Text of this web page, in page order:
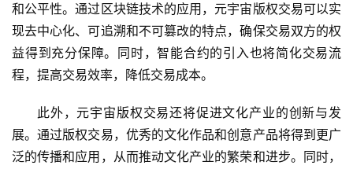
和公平性。通过区块链技术的应用，元宇宙版权交易可以实
现去中心化、可追溯和不可篡改的特点，确保交易双方的权
益得到充分保障。同时，智能合约的引入也将简化交易流
程，提高交易效率，降低交易成本。
此外，元宇宙版权交易还将促进文化产业的创新与发
展。通过版权交易，优秀的文化作品和创意产品将得到更广
泛的传播和应用，从而推动文化产业的繁荣和进步。同时，